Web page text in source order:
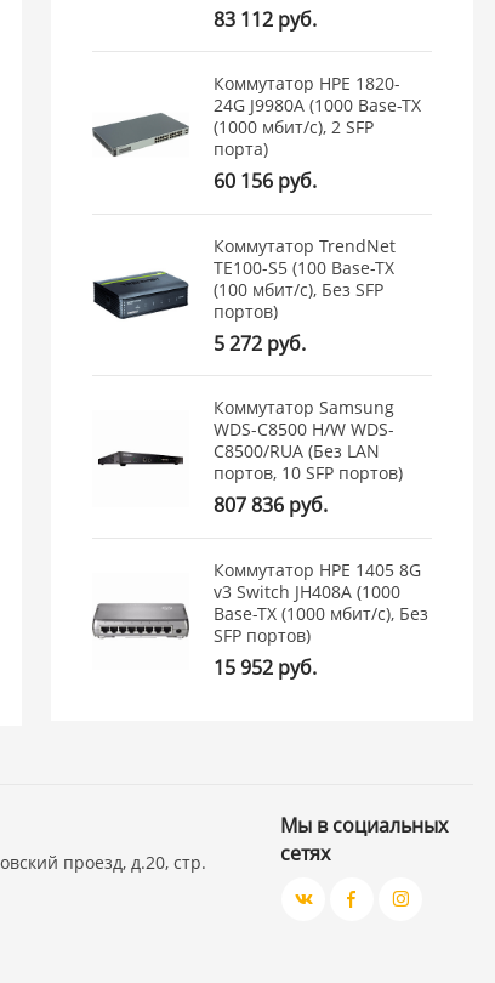
83 112 руб.
Коммутатор HPE 1820-
24G J9980A (1000 Base-TX
(1000 мбит/с), 2 SFP
порта)
60 156 руб.
Коммутатор TrendNet
TE100-S5 (100 Base-TX
(100 мбит/с), Без SFP
портов)
5 272 руб.
Коммутатор Samsung
WDS-C8500 H/W WDS-
C8500/RUA (Без LAN
портов, 10 SFP портов)
807 836 руб.
Коммутатор HPE 1405 8G
v3 Switch JH408A (1000
Base-TX (1000 мбит/с), Без
SFP портов)
15 952 руб.
проезд, д.20, стр.
Мы в социальных
сетях